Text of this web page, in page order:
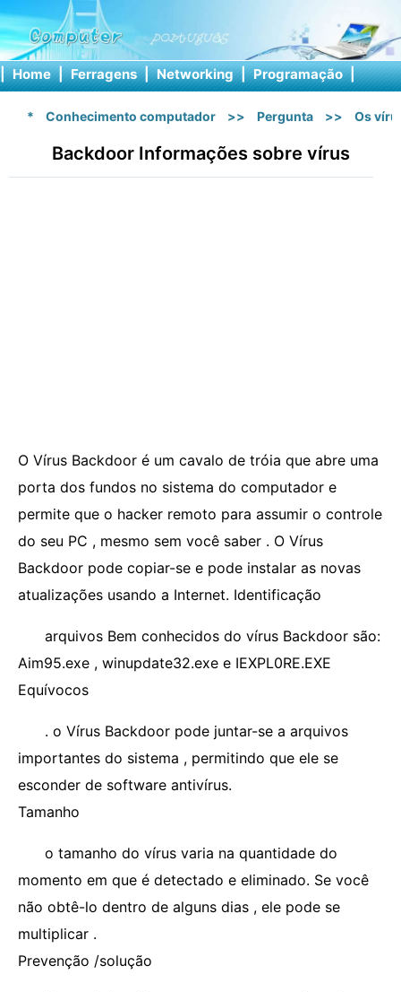
| Home | Ferragens | Networking | Programação |
* Conhecimento computador >> Pergunta >> Os
Backdoor Informações sobre vírus
O Vírus Backdoor é um cavalo de tróia que abre uma
porta dos fundos no sistema do computador e
permite que o hacker remoto para assumir o controle
do seu PC , mesmo sem você saber . O Vírus
Backdoor pode copiar-se e pode instalar as novas
atualizações usando a Internet. Identificação
arquivos Bem conhecidos do vírus Backdoor são:
Aim95.exe , winupdate32.exe e IEXPL0RE.EXE
Equívocos
. o Vírus Backdoor pode juntar-se a arquivos
importantes do sistema , permitindo que ele se
esconder de software antivírus.
Tamanho
o tamanho do vírus varia na quantidade do
momento em que é detectado e eliminado. Se você
não obtê-lo dentro de alguns dias , ele pode se
multiplicar .
Prevenção /solução